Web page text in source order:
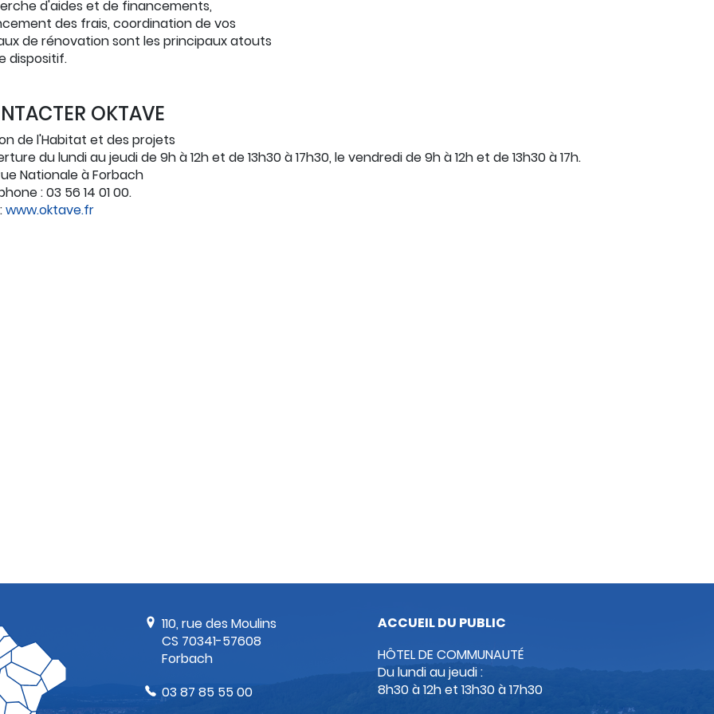
d'aides et de financements,
des frais, coordination de vos
de rénovation sont les principaux atouts
dispositif.
OKTAVE
de l'Habitat et des projets
du lundi au jeudi de 9h à 12h et de 13h30 à 17h30, le vendredi de 9h à 12h et de 13h30 à 17h.
Nationale à Forbach
: 03 56 14 01 00.
www.oktave.fr
110, rue des Moulins
CS 70341-57608
Forbach
03 87 85 55 00
ACCUEIL DU PUBLIC
HÔTEL DE COMMUNAUTÉ
Du lundi au jeudi :
8h30 à 12h et 13h30 à 17h30